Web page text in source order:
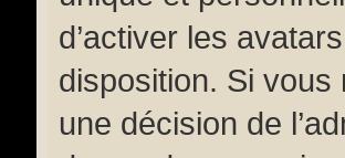
d’activer les
disposition. Si vous
une décision de